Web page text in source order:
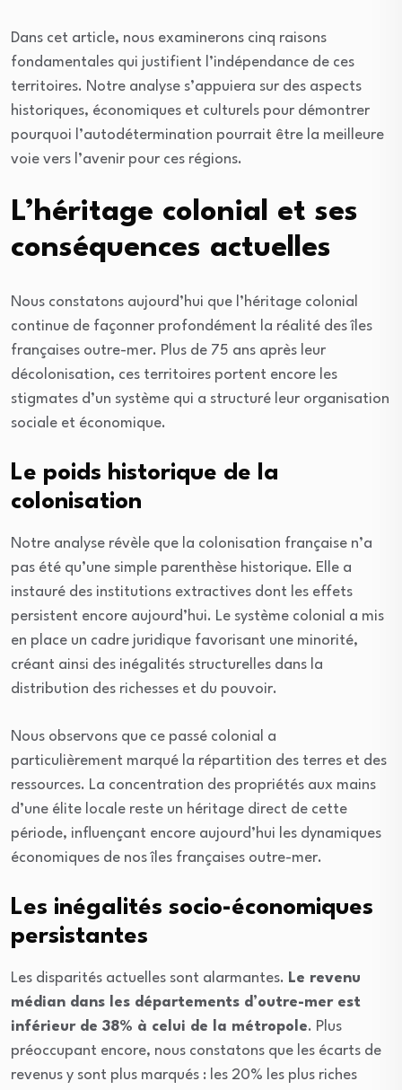
Dans cet article, nous examinerons cinq raisons
fondamentales qui justifient l’indépendance de ces
territoires. Notre analyse s’appuiera sur des aspects
historiques, économiques et culturels pour démontrer
pourquoi l’autodétermination pourrait être la meilleure
voie vers l’avenir pour ces régions.
L’héritage colonial et ses
conséquences actuelles
Nous constatons aujourd’hui que l’héritage colonial
continue de façonner profondément la réalité des îles
françaises outre-mer. Plus de 75 ans après leur
décolonisation, ces territoires portent encore les
stigmates d’un système qui a structuré leur organisation
sociale et économique.
Le poids historique de la
colonisation
Notre analyse révèle que la colonisation française n’a
pas été qu’une simple parenthèse historique. Elle a
instauré des institutions extractives dont les effets
persistent encore aujourd’hui. Le système colonial a mis
en place un cadre juridique favorisant une minorité,
créant ainsi des inégalités structurelles dans la
distribution des richesses et du pouvoir.
Nous observons que ce passé colonial a
particulièrement marqué la répartition des terres et des
ressources. La concentration des propriétés aux mains
d’une élite locale reste un héritage direct de cette
période, influençant encore aujourd’hui les dynamiques
économiques de nos îles françaises outre-mer.
Les inégalités socio-économiques
persistantes
Les disparités actuelles sont alarmantes. Le revenu
médian dans les départements d’outre-mer est
inférieur de 38% à celui de la métropole. Plus
préoccupant encore, nous constatons que les écarts de
revenus y sont plus marqués : les 20% les plus riches